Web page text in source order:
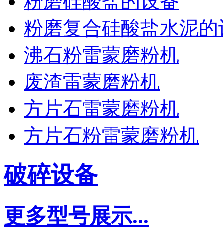
粉磨复合硅酸盐水泥的
沸石粉雷蒙磨粉机
废渣雷蒙磨粉机
方片石雷蒙磨粉机
方片石粉雷蒙磨粉机
破碎设备
更多型号展示...